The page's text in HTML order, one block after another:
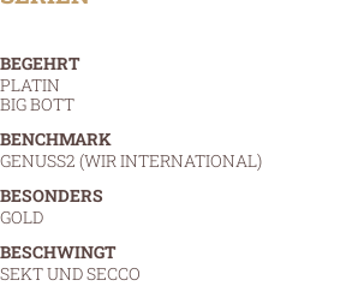
BEGEHRT
PLATIN
BIG BOTT
BENCHMARK
GENUSS2 (WIR INTERNATIONAL)
BESONDERS
GOLD
BESCHWINGT
SEKT UND SECCO